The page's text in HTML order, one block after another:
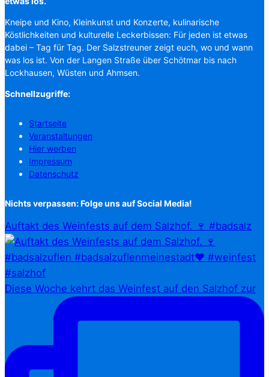
Kneipe und Kino, Kleinkunst und Konzerte, kulinarische
Köstlichkeiten und kulturelle Leckerbissen: Für jeden ist etwas
dabei – Tag für Tag. Der Salzstreuner zeigt euch, wo und wann
was los ist. Von der Langen Straße über Schötmar bis nach
Lockhausen, Wüsten und Ahmsen.
Schnellzugriffe:
Startseite
Veranstaltungen
Hier werben
Impressum
Datenschutz
Nichts verpassen: Folge uns auf Social Media!
Auftakt des Weinfests auf dem Salzhof. 🍷 #badsalz
Diese Woche kehrt das Weinfest auf den Salzhof zur